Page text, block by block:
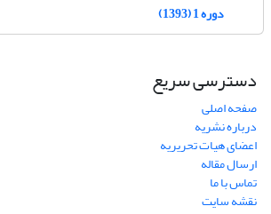
دوره 1 (1393)
دسترسی سریع
صفحه اصلی
درباره نشریه
اعضای هیات تحریریه
ارسال مقاله
تماس با ما
نقشه سایت